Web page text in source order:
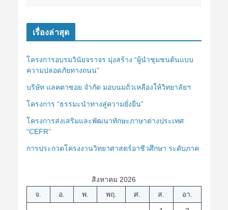
เรื่องล่าสุด
โครงการอบรมวินัยจราจร มุ่งสร้าง “ผู้นำชุมชนต้นแบบ
ความปลอดภัยทางถนน”
บริษัท แลคตาซอย จำกัด มอบนมถั่วเหลืองให้วิทยาลัยฯ
โครงการ “ธรรมะนำทางสู่ความยั่งยืน”
โครงการส่งเสริมและพัฒนาทักษะภาษาต่างประเทศ
“CEFR”
การประกวดโครงงานวิทยาศาสตร์อาชีวศึกษา ระดับภาค
สิงหาคม 2026
จ.
อ. พ. พฤ. ศ. ส.
อา.